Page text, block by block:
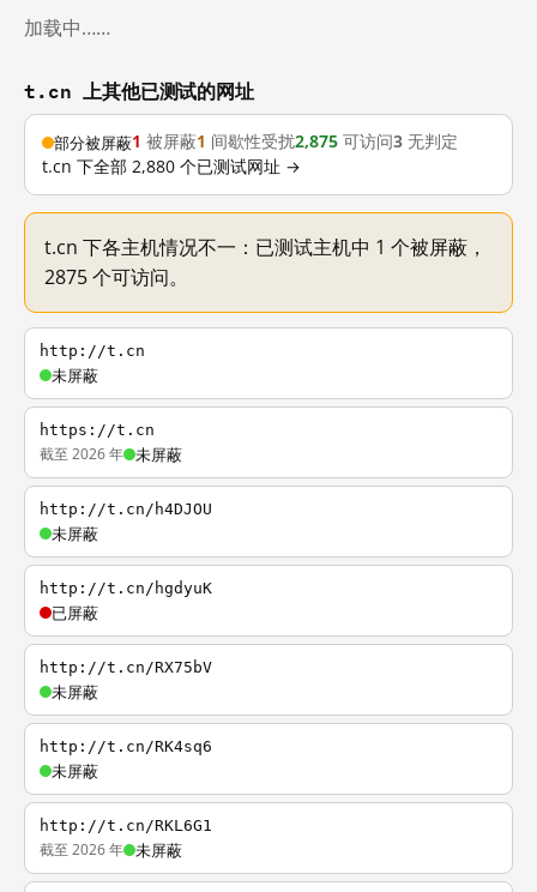
加载中……
t.cn 上其他已测试的网址
部分被屏蔽1 被屏蔽1 间歇性受扰2,875 可访问3 无判定
t.cn 下全部 2,880 个已测试网址 →
t.cn 下各主机情况不一：已测试主机中 1 个被屏蔽，
2875 个可访问。
http://t.cn
未屏蔽
https://t.cn
截至 2026 年 未屏蔽
http://t.cn/h4DJOU
未屏蔽
http://t.cn/hgdyuK
已屏蔽
http://t.cn/RX75bV
未屏蔽
http://t.cn/RK4sq6
未屏蔽
http://t.cn/RKL6G1
截至 2026 年 未屏蔽